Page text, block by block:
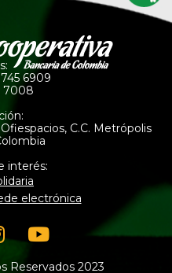
6909
7008
C.C. Metrópolis
interés:
electrónica
Youtube
Reservados 2023